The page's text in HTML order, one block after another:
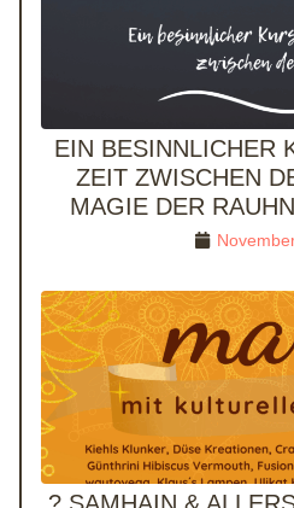
EIN BESINNLICHER
ZEIT ZWISCHEN
MAGIE DER
? SAMHAIN &